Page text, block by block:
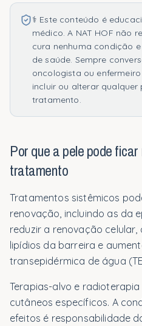
Rotinas
Rotina Essencial
Ressecamento Intenso
Vermelhidão e
Reparo e Conforto
Nossa abordagem
Bioativos
Barreira cutânea
Profissionais
Médicos e Prescritores
Clínicas e Hospitais
⚕️ Este conteúdo é
médico. A NAT HOF não
cura nenhuma condição
de saúde. Sempre
oncologista ou
incluir ou alterar
tratamento.
Por que a pele pode
tratamento
Tratamentos sistêmicos
renovação, incluindo as da
reduzir a renovação
lipídios da barreira e
transepidérmica de água
Terapias-alvo e
cutâneos específicos. A
efeitos é responsabilidade